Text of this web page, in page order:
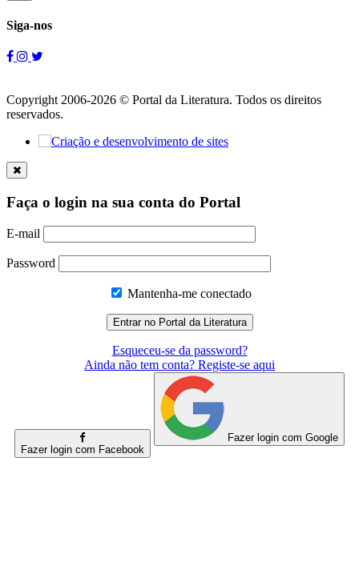
Siga-nos
Copyright 2006-2026 © Portal da Literatura. Todos os direitos
reservados.
Faça o login na sua conta do Portal
E-mail
Password
Mantenha-me conectado
Esqueceu-se da password?
Ainda não tem conta? Registe-se aqui
Fazer login com Facebook
Fazer login com Google